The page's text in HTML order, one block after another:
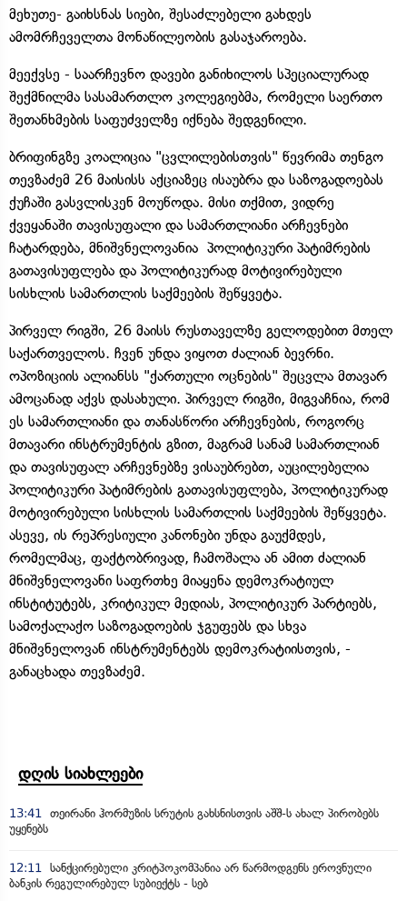
მეხუთე- გაიხსნას სიები, შესაძლებელი გახდეს
ამომრჩეველთა მონაწილეობის გასაჯაროება.
მეექვსე - საარჩევნო დავები განიხილოს სპეციალურად
შექმნილმა სასამართლო კოლეგიებმა, რომელი საერთო
შეთანხმების საფუძველზე იქნება შედგენილი.
ბრიფინგზე კოალიცია "ცვლილებისთვის" წევრიმა თენგო
თევზაძემ 26 მაისისს აქციაზეც ისაუბრა და საზოგადოებას
ქუჩაში გასვლისკენ მოუწოდა. მისი თქმით, ვიდრე
ქვეყანაში თავისუფალი და სამართლიანი არჩევნები
ჩატარდება, მნიშვნელოვანია პოლიტიკური პატიმრების
გათავისუფლება და პოლიტიკურად მოტივირებული
სისხლის სამართლის საქმეების შეწყვეტა.
პირველ რიგში, 26 მაისს რუსთაველზე გელოდებით მთელ
საქართველოს. ჩვენ უნდა ვიყოთ ძალიან ბევრნი.
ოპოზიციის ალიანსს "ქართული ოცნების" შეცვლა მთავარ
ამოცანად აქვს დასახული. პირველ რიგში, მიგვაჩნია, რომ
ეს სამართლიანი და თანასწორი არჩევნების, როგორც
მთავარი ინსტრუმენტის გზით, მაგრამ სანამ სამართლიან
და თავისუფალ არჩევნებზე ვისაუბრებთ, აუცილებელია
პოლიტიკური პატიმრების გათავისუფლება, პოლიტიკურად
მოტივირებული სისხლის სამართლის საქმეების შეწყვეტა.
ასევე, ის რეპრესიული კანონები უნდა გაუქმდეს,
რომელმაც, ფაქტობრივად, ჩამოშალა ან ამით ძალიან
მნიშვნელოვანი საფრთხე მიაყენა დემოკრატიულ
ინსტიტუტებს, კრიტიკულ მედიას, პოლიტიკურ პარტიებს,
სამოქალაქო საზოგადოების ჯგუფებს და სხვა
მნიშვნელოვან ინსტრუმენტებს დემოკრატიისთვის, -
განაცხადა თევზაძემ.
დღის სიახლეები
13:41
თეირანი ჰორმუზის სრუტის გახსნისთვის აშშ-ს ახალ პირობებს
უყენებს
12:11
სანქცირებული კრიტპოკომპანია არ წარმოდგენს ეროვნული
ბანკის რეგულირებულ სუბიექტს - სებ